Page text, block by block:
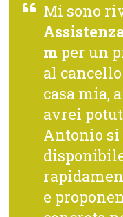
Mi sono
m per un
al
casa mia,
avrei
Antonio si
e